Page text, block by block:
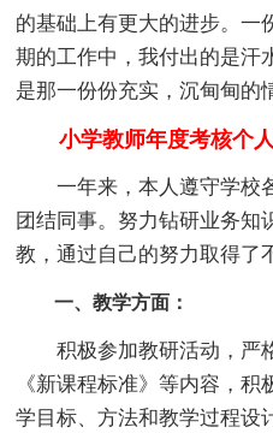
的基础上有更大的进步。一
期的工作中，我付出的是汗
是那一份份充实，沉甸甸的
小学教师年度考核个人
一年来，本人遵守学校各
团结同事。努力钻研业务知
教，通过自己的努力取得了
一、教学方面：
积极参加教研活动，严
《新课程标准》等内容，
学目标、方法和教学过程设